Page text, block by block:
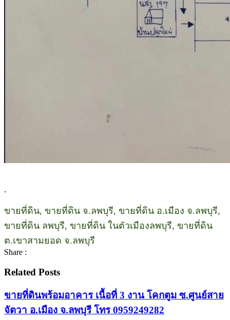
.
ขายที่ดิน, ขายที่ดิน จ.ลพบุรี, ขายที่ดิน อ.เมือง จ.ลพบุรี,
ขายที่ดิน ลพบุรี, ขายที่ดิน ในตัวเมืองลพบุรี, ขายที่ดิน
ต.เขาสามยอด จ.ลพบุรี
Share :
Related Posts
ขายที่ดินพร้อมอาคาร เนื้อที่ 3 งาน โคกตูม ซ.ศูนย์สาย
จัตวา อ.เมือง จ.ลพบุรี โทร 0959249282